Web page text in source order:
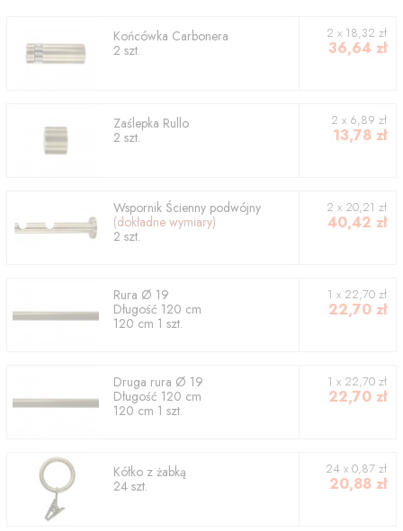
Końcówka Carbonera
2 szt.
2 x 18,32 zł
36,64 zł
Zaślepka Rullo
2 szt.
2 x 6,89 zł
13,78 zł
Wspornik Ścienny podwójny
(dokładne wymiary)
2 szt.
2 x 20,21 zł
40,42 zł
Rura Ø 19
Długość 120 cm
120 cm 1 szt.
1 x 22,70 zł
22,70 zł
Druga rura Ø 19
Długość 120 cm
120 cm 1 szt.
1 x 22,70 zł
22,70 zł
Kółko z żabką
24 szt.
24 x 0,87 zł
20,88 zł